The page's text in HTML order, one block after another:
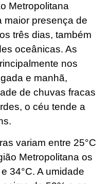
Metropolitana
maior presença de
três dias, também
oceânicas. As
nos
e manhã,
de chuvas fracas
o céu tende a
variam entre 25°C
Metropolitana os
34°C. A umidade